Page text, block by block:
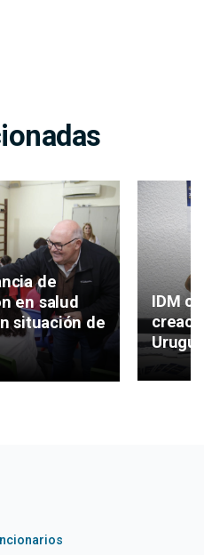
de
en salud
situación de
IDM